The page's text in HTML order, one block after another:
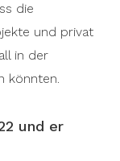
die
und privat
in der
könnten.
und er